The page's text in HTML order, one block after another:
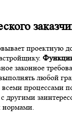
проектную
законное
любой
процессами
с другими
нормами.